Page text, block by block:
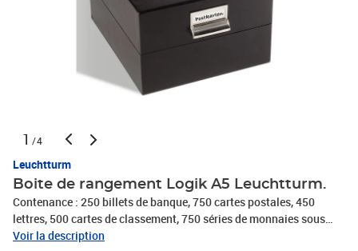
1 /4
Leuchtturm
Boite de rangement Logik A5 Leuchtturm.
Contenance : 250 billets de banque, 750 cartes postales, 450
lettres, 500 cartes de classement, 750 séries de monnaies sous
blister etc. Format extérieur : 230 x 173 x 267 mm.
Voir la description